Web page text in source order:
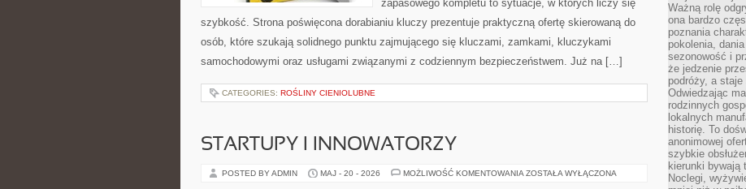
zapasowego kompletu to sytuacje, w których liczy się
szybkość. Strona poświęcona dorabianiu kluczy prezentuje praktyczną ofertę skierowaną do
osób, które szukają solidnego punktu zajmującego się kluczami, zamkami, kluczykami
samochodowymi oraz usługami związanymi z codziennym bezpieczeństwem. Już na […]
CATEGORIES: ROŚLINY CIENIOLUBNE
STARTUPY I INNOWATORZY
POSTED BY ADMIN MAJ - 20 - 2026 MOŻLIWOŚĆ KOMENTOWANIA STARTUPY
ZOSTAŁA WYŁĄCZONA
Ważną rolę
ona bardzo
poznania
pokolenia,
sezonowość i
że jedzenie
podróży, a
Odwiedzając
rodzinnych
lokalnych
historię. To
anonimowej
szybkie
kierunki bywają
Noclegi,